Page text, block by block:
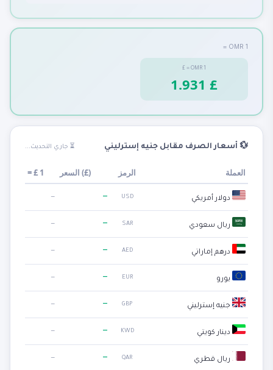
1 OMR =
1
OMR
=
£
1.931 £
💱 أسعار الصرف مقابل جنيه إسترليني ⏳ جاري التحديث...
العملة الرمز السعر (£)
1
£
=
دولار أمريكي USD
—
—
ريال سعودي SAR
—
—
درهم إماراتي AED
—
—
يورو EUR
—
—
جنيه إسترليني GBP
—
—
دينار كويتي KWD
—
—
ريال قطري QAR
—
—